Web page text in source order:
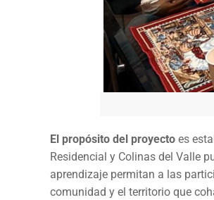
El propósito del proyecto es
Residencial y Colinas del Valle
aprendizaje permitan a las
comunidad y el territorio que